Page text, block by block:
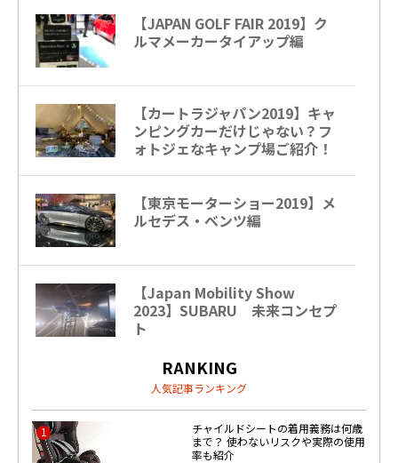
【JAPAN GOLF FAIR 2019】ク
ルマメーカータイアップ編
【カートラジャパン2019】キャ
ンピングカーだけじゃない？フ
ォトジェなキャンプ場ご紹介！
【東京モーターショー2019】メ
ルセデス・ベンツ編
【Japan Mobility Show
2023】SUBARU 未来コンセプ
ト
RANKING
人気記事ランキング
1
チャイルドシートの着用義務は何歳
まで？ 使わないリスクや実際の使用
率も紹介